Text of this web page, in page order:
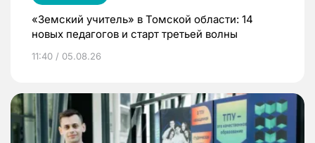
«Земский учитель» в Томской области: 14
новых педагогов и старт третьей волны
11:40 / 05.08.26